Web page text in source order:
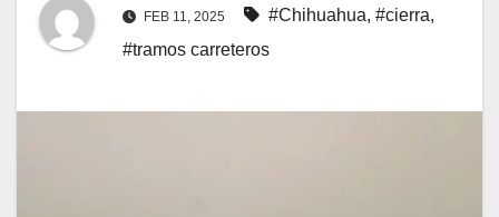
FEB 11, 2025 #Chihuahua, #cierra,
#tramos carreteros